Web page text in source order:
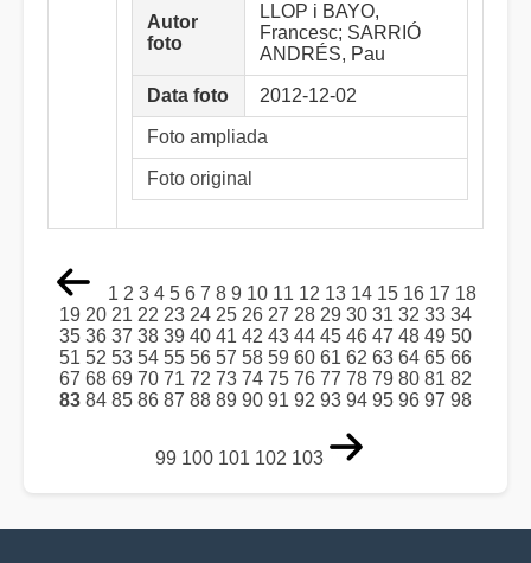
Autor
foto
LLOP i BAYO,
Francesc; SARRIÓ
ANDRÉS, Pau
Data foto 2012-12-02
Foto ampliada
Foto original
1 2 3 4 5 6 7 8 9 10 11 12 13 14 15 16 17 18
19 20 21 22 23 24 25 26 27 28 29 30 31 32 33 34
35 36 37 38 39 40 41 42 43 44 45 46 47 48 49 50
51 52 53 54 55 56 57 58 59 60 61 62 63 64 65 66
67 68 69 70 71 72 73 74 75 76 77 78 79 80 81 82
83 84 85 86 87 88 89 90 91 92 93 94 95 96 97 98
99 100 101 102 103